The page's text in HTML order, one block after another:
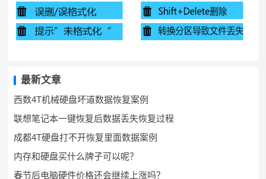
最新文章
西数4T机械硬盘坏道数据恢复案例
联想笔记本一键恢复后数据丢失恢复过程
成都4T硬盘打不开恢复里面数据案例
内存和硬盘买什么牌子可以呢？
春节后电脑硬件价格还会继续上涨吗？